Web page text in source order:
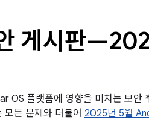
게시판
OS 플랫폼에 영향을 미치는 보안
모든 문제와 더불어 2025년 5월